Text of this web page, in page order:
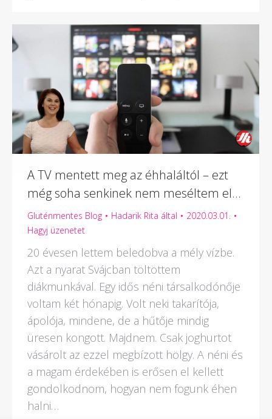
A TV mentett meg az éhhaláltól – ezt
még soha senkinek nem meséltem el…
Gluténmentes Blog Hadarik Rita által
2020.03.01.
Hagyj üzenetet
20 évesen lettem beledobva a mély vízbe.
Azt a nyarat Svájcban töltöttem
diákmunkával. Egy idős néni társalkodónője
voltam két hónapig. Volt neki takarítója,
ápolója, mindene, de a hűtője mindig
üresen kongott. Majdnem. Csak joghurtot
vásárolt az ezzel megbízott hölgy. A néni és
a magam érdekében is erősen el kellett
gondolkodnom, hogyan nem fogunk éhen
halni…